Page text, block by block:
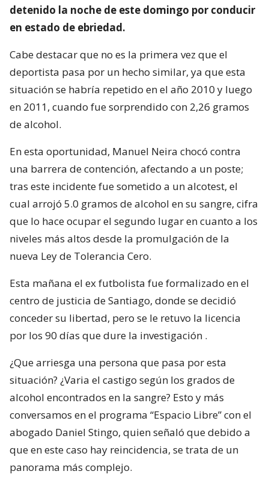
detenido la noche de este domingo por conducir
en estado de ebriedad.
Cabe destacar que no es la primera vez que el
deportista pasa por un hecho similar, ya que esta
situación se habría repetido en el año 2010 y luego
en 2011, cuando fue sorprendido con 2,26 gramos
de alcohol.
En esta oportunidad, Manuel Neira chocó contra
una barrera de contención, afectando a un poste;
tras este incidente fue sometido a un alcotest, el
cual arrojó 5.0 gramos de alcohol en su sangre, cifra
que lo hace ocupar el segundo lugar en cuanto a los
niveles más altos desde la promulgación de la
nueva Ley de Tolerancia Cero.
Esta mañana el ex futbolista fue formalizado en el
centro de justicia de Santiago, donde se decidió
conceder su libertad, pero se le retuvo la licencia
por los 90 días que dure la investigación .
¿Que arriesga una persona que pasa por esta
situación? ¿Varia el castigo según los grados de
alcohol encontrados en la sangre? Esto y más
conversamos en el programa “Espacio Libre” con el
abogado Daniel Stingo, quien señaló que debido a
que en este caso hay reincidencia, se trata de un
panorama más complejo.